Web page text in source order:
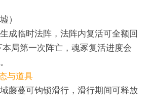
）
成临时法阵，法阵内复活可全额回
局第一次阵亡，魂冢复活进度会
与道具
藤蔓可钩锁滑行，滑行期间可释放